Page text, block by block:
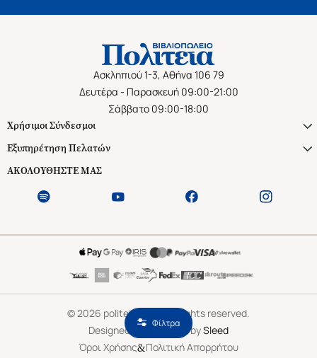
Φίλτρα
Ασκληπιού 1-3, Αθήνα 106 79
Δευτέρα - Παρασκευή 09:00-21:00
Σάββατο 09:00-18:00
Χρήσιμοι Σύνδεσμοι
Εξυπηρέτηση Πελατών
ΑΚΟΛΟΥΘΗΣΤΕ ΜΑΣ
©2026 politeianet.gr All rights reserved.
Designed & Developed bySleed
Όροι Χρήσης&Πολιτική Απορρήτου